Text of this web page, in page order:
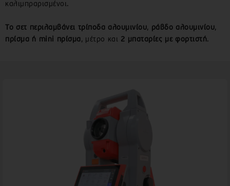
καλιμπραρισμένοι.
Το σετ περιλαμβάνει τρίποδα αλουμινίου, ράβδο αλουμινίου,
πρίσμα ή mini πρίσμα , μέτρο και 2 μπαταρίες με φορτιστή.